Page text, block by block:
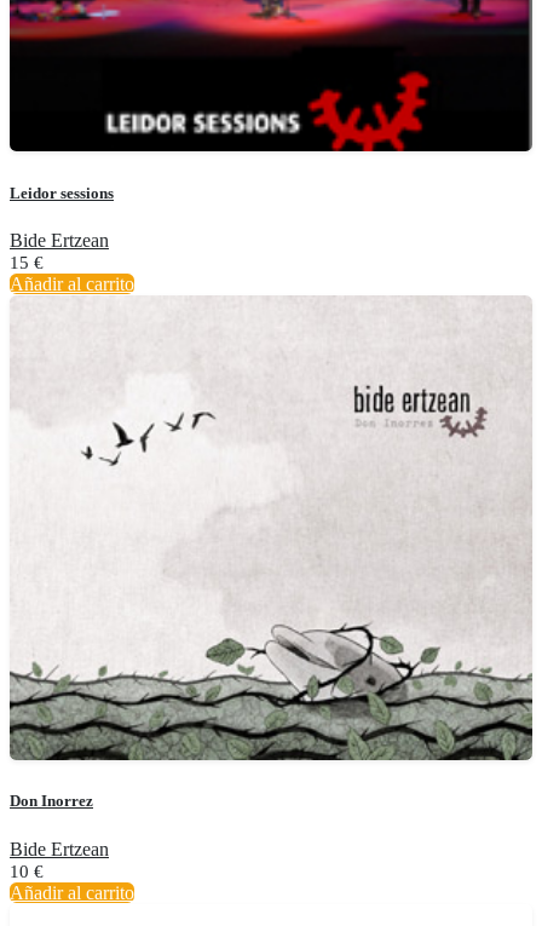
Leidor sessions
Bide Ertzean
15 €
Añadir al carrito
Don Inorrez
Bide Ertzean
10 €
Añadir al carrito